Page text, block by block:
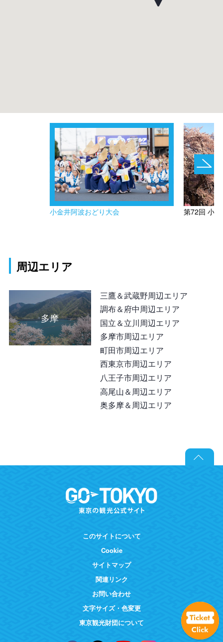
小金井阿波おどり大会 第72回 小
周辺エリア
多摩
三鷹＆武蔵野周辺エリア
調布＆府中周辺エリア
国立＆立川周辺エリア
多摩市周辺エリア
町田市周辺エリア
西東京市周辺エリア
八王子市周辺エリア
高尾山＆周辺エリア
奥多摩＆周辺エリア
このサイトについて
Cookie
サイトマップ
関連リンク
お問い合わせ
文字サイズ・色変更
東京観光財団について